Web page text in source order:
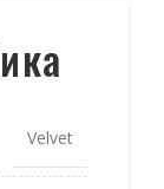
Velvet